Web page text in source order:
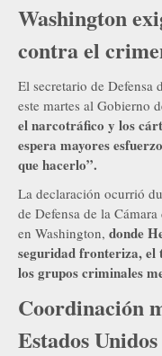
Washington
contra el
El secretario de Defensa
este martes al Gobierno
el narcotráfico y los
espera mayores
que hacerlo”.
La declaración ocurrió
de Defensa de la
en Washington, donde
seguridad fronteriza, el
los grupos criminales
Coordinación
Estados Unidos